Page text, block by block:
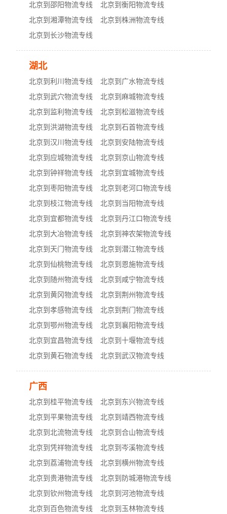
北京到邵阳物流专线
北京到衡阳物流专线
北京到湘潭物流专线
北京到株洲物流专线
北京到长沙物流专线
湖北
北京到利川物流专线
北京到广水物流专线
北京到武穴物流专线
北京到麻城物流专线
北京到监利物流专线
北京到松滋物流专线
北京到洪湖物流专线
北京到石首物流专线
北京到汉川物流专线
北京到安陆物流专线
北京到应城物流专线
北京到京山物流专线
北京到钟祥物流专线
北京到宜城物流专线
北京到枣阳物流专线
北京到老河口物流专线
北京到枝江物流专线
北京到当阳物流专线
北京到宜都物流专线
北京到丹江口物流专线
北京到大冶物流专线
北京到神农架物流专线
北京到天门物流专线
北京到潜江物流专线
北京到仙桃物流专线
北京到恩施物流专线
北京到随州物流专线
北京到咸宁物流专线
北京到黄冈物流专线
北京到荆州物流专线
北京到孝感物流专线
北京到荆门物流专线
北京到鄂州物流专线
北京到襄阳物流专线
北京到宜昌物流专线
北京到十堰物流专线
北京到黄石物流专线
北京到武汉物流专线
广西
北京到桂平物流专线
北京到东兴物流专线
北京到平果物流专线
北京到靖西物流专线
北京到北流物流专线
北京到合山物流专线
北京到凭祥物流专线
北京到岑溪物流专线
北京到荔浦物流专线
北京到横州物流专线
北京到贵港物流专线
北京到防城港物流专线
北京到钦州物流专线
北京到河池物流专线
北京到百色物流专线
北京到玉林物流专线